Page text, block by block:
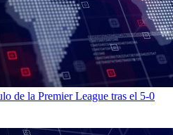
de la Premier League tras el 5-0